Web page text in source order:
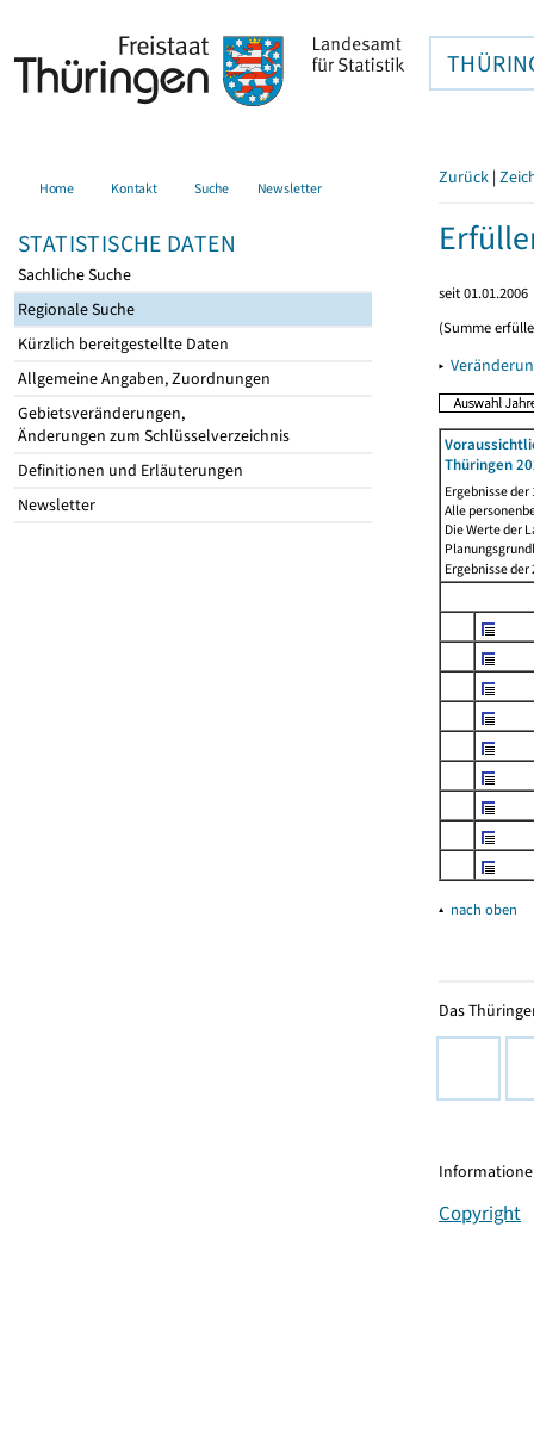
Home Kontakt Suche Newsletter
STATISTISCHE DATEN
Sachliche Suche
Regionale Suche
Kürzlich bereitgestellte Daten
Allgemeine Angaben, Zuordnungen
Gebietsveränderungen,
Änderungen zum Schlüsselverzeichnis
Definitionen und Erläuterungen
Newsletter
Zurück |
seit 01.01.2006
(Summe
▸
Thüringen
Ergebnisse
Alle
Die Werte der
Ergebnisse
▴ nach oben
Das
Copyright